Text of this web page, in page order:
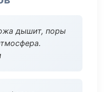
дышит, поры